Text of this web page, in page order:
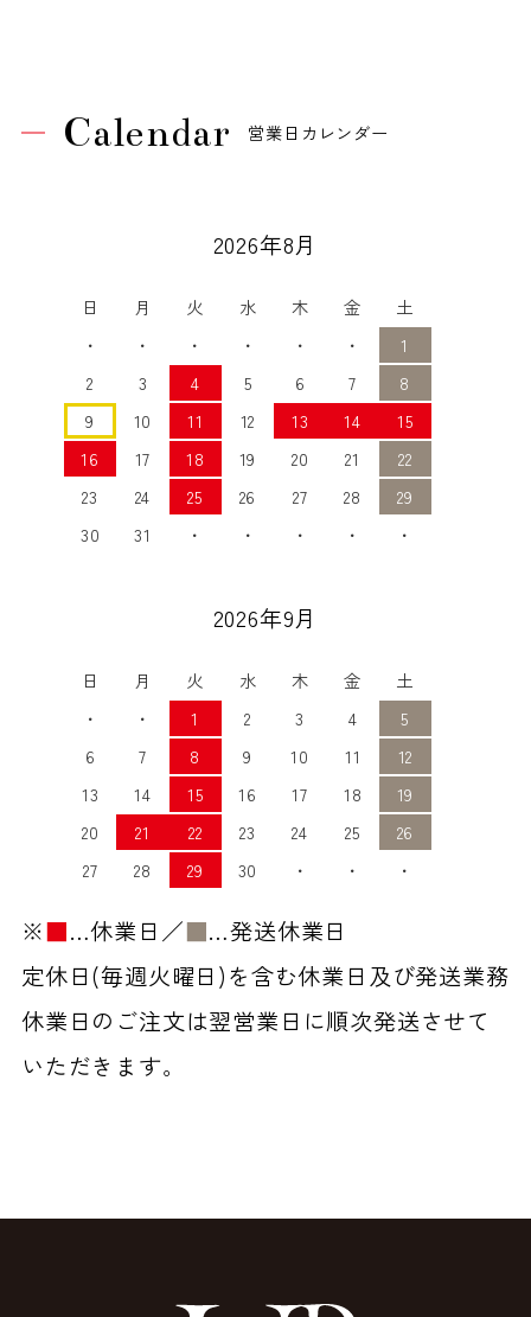
Calendar 営業日カレンダー
2026年8月
日 月 火 水 木 金
土
・
・ ・ ・ ・ ・
1
2
3 4 5 6 7
8
9
10 11 12 13 14
15
16
17 18 19 20 21
22
23
24 25 26 27 28
29
30
31 ・ ・ ・ ・ ・
2026年9月
日 月 火 水 木 金
土
・
・ 1 2 3 4
5
6
7 8 9 10 11
12
13
14 15 16 17 18
19
20
21 22 23 24 25
26
27
28 29 30 ・ ・ ・
※■…休業日／■…発送休業日
定休日(毎週火曜日)を含む休業日及び発送業務
休業日のご注文は翌営業日に順次発送させて
いただきます。